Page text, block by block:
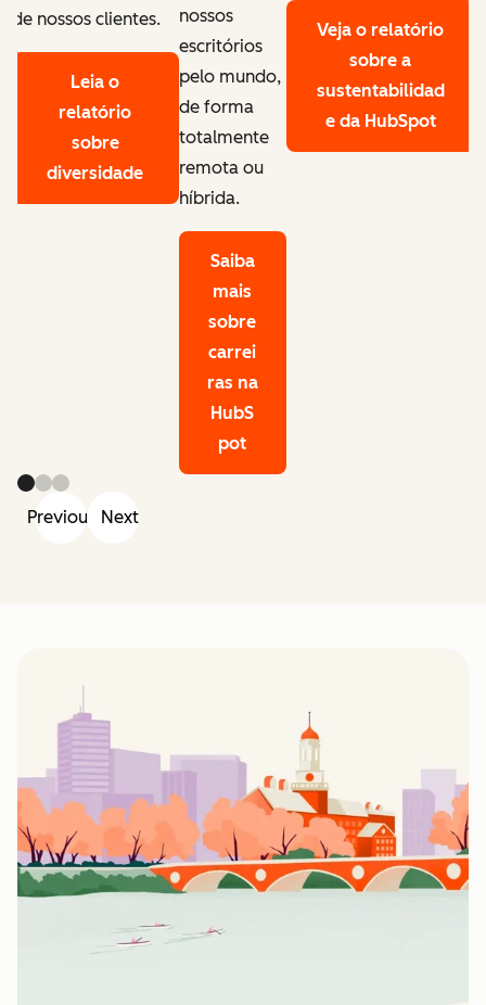
de nossos clientes.
Leia o
relatório
sobre
diversidade
nossos
escritórios
pelo mundo,
de forma
totalmente
remota ou
híbrida.
Saiba
mais
sobre
carrei
ras na
HubS
pot
Veja o relatório
sobre a
sustentabilidad
e da HubSpot
Previous Next